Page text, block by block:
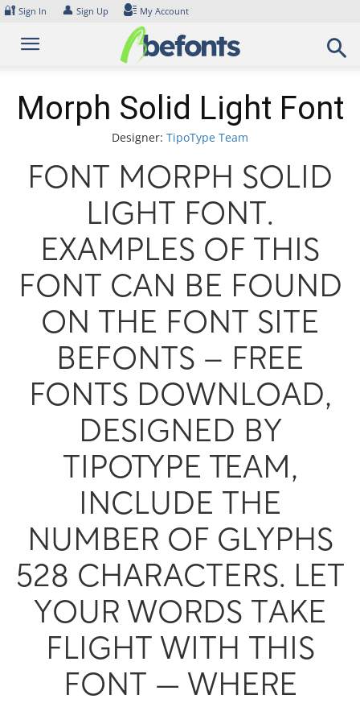
Skip
content
🔐 Sign In 👤 Sign Up My Account
Morph Solid Light Font
Designer: TipoType Team
Font Morph Solid
Light Font.
Examples of this
font can be found
on the font site
Befonts – Free
Fonts Download,
designed by
TipoType Team,
include the
number of glyphs
528 characters. Let
your words take
flight with this
font — where